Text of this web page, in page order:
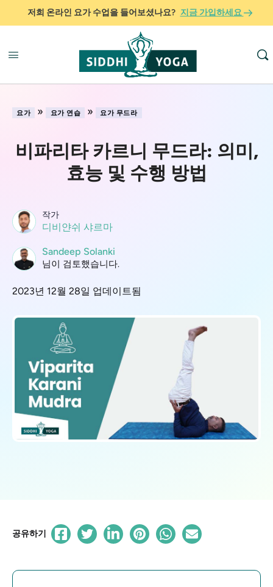
저희 온라인 요가 수업을 들어보셨나요? 지금 가입하세요
요가 » 요가 연습 » 요가 무드라
비파리타 카르니 무드라: 의미,
효능 및 수행 방법
작가
디비얀쉬 샤르마
Sandeep Solanki
님이 검토했습니다.
2023년 12월 28일 업데이트됨
공유하기